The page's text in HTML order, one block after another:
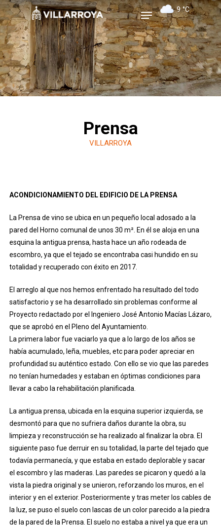
Skip
to
main
content
Menu 9 °C
Prensa
VILLARROYA
ACONDICIONAMIENTO DEL EDIFICIO DE LA PRENSA
La Prensa de vino se ubica en un pequeño local adosado a la
pared del Horno comunal de unos 30 m². En él se aloja en una
esquina la antigua prensa, hasta hace un año rodeada de
escombro, ya que el tejado se encontraba casi hundido en su
totalidad y recuperado con éxito en 2017.
El arreglo al que nos hemos enfrentado ha resultado del todo
satisfactorio y se ha desarrollado sin problemas conforme al
Proyecto redactado por el Ingeniero José Antonio Macías Lázaro,
que se aprobó en el Pleno del Ayuntamiento.
La primera labor fue vaciarlo ya que a lo largo de los años se
había acumulado, leña, muebles, etc para poder apreciar en
profundidad su auténtico estado. Con ello se vio que las paredes
no tenían humedades y estaban en óptimas condiciones para
llevar a cabo la rehabilitación planificada.
La antigua prensa, ubicada en la esquina superior izquierda, se
desmontó para que no sufriera daños durante la obra, su
limpieza y reconstrucción se ha realizado al finalizar la obra. El
siguiente paso fue derruir en su totalidad, la parte del tejado que
todavía permanecía, y que estaba en estado deplorable y sacar
el escombro y las maderas. Las paredes se picaron y quedó a la
vista la piedra original y se unieron, reforzando los muros, en el
interior y en el exterior. Posteriormente y tras meter los cables de
la luz, se puso el suelo con lascas de un color parecido a la piedra
de la pared de la Prensa. El suelo no estaba a nivel ya que era un
Close
Menu